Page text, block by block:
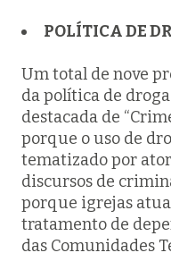
POLÍTICA DE
Um total de nove
da política de
destacada de
porque o uso de
tematizado por
discursos de
porque igrejas
tratamento de
das Comunidades